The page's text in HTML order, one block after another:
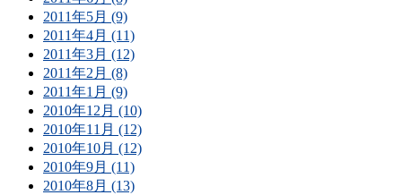
2011年5月 (9)
2011年4月 (11)
2011年3月 (12)
2011年2月 (8)
2011年1月 (9)
2010年12月 (10)
2010年11月 (12)
2010年10月 (12)
2010年9月 (11)
2010年8月 (13)